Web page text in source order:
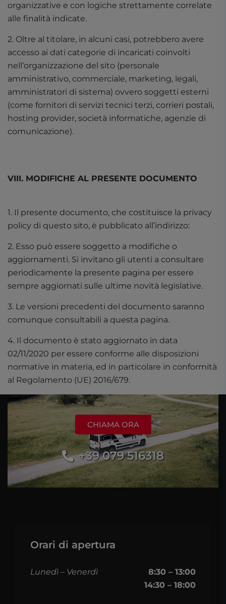
organizzative e con logiche strettamente correlate
alle finalità indicate.
2. Oltre al titolare, in alcuni casi, potrebbero avere
accesso ai dati categorie di incaricati coinvolti
nell’organizzazione del sito (personale
amministrativo, commerciale, marketing, legali,
amministratori di sistema) ovvero soggetti esterni
(come fornitori di servizi tecnici terzi, corrieri postali,
hosting provider, società informatiche, agenzie di
comunicazione).
VIII. MODIFICHE AL PRESENTE DOCUMENTO
1. Il presente documento, che costituisce la privacy
policy di questo sito, è pubblicato all’indirizzo:
2. Esso può essere soggetto a modifiche o
aggiornamenti. Si invitano gli utenti a consultare
periodicamente la presente pagina per essere
sempre aggiornati sulle ultime novità legislative.
3. Le versioni precedenti del documento saranno
comunque consultabili a questa pagina.
4. Il documento è stato aggiornato in data
02/11/2020 per essere conforme alle disposizioni
normative in materia, ed in particolare in conformità
al Regolamento (UE) 2016/679.
CHIAMA ORA
+39 079 516318
Orari di apertura
Lunedì – Venerdì
8:30 – 13:00
14:30 – 18:00